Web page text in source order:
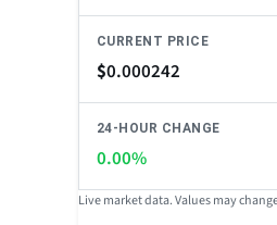
CURRENT PRICE
$0.000242
24-HOUR CHANGE
0.00%
Live market data. Values may